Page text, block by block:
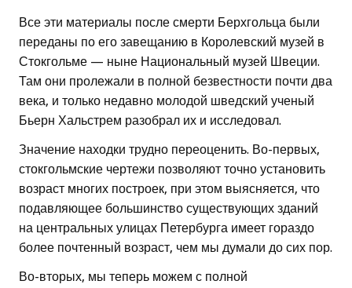
Все эти материалы после смерти Берхгольца были
переданы по его завещанию в Королевский музей в
Стокгольме — ныне Национальный музей Швеции.
Там они пролежали в полной безвестности почти два
века, и только недавно молодой шведский ученый
Бьерн Хальстрем разобрал их и исследовал.
Значение находки трудно переоценить. Во-первых,
стокгольмские чертежи позволяют точно установить
возраст многих построек, при этом выясняется, что
подавляющее большинство существующих зданий
на центральных улицах Петербурга имеет гораздо
более почтенный возраст, чем мы думали до сих пор.
Во-вторых, мы теперь можем с полной